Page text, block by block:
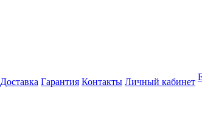
Доставка Гарантия Контакты Личный кабинет